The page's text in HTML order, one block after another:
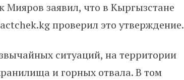
заявил, что в Кыргызстане
проверил это утверждение.
ситуаций, на территории
и горных отвала. В том